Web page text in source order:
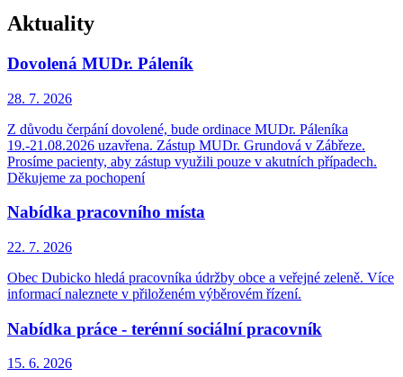
Aktuality
Dovolená MUDr. Páleník
28. 7. 2026
Z důvodu čerpání dovolené, bude ordinace MUDr. Páleníka
19.-21.08.2026 uzavřena. Zástup MUDr. Grundová v Zábřeze.
Prosíme pacienty, aby zástup využili pouze v akutních případech.
Děkujeme za pochopení
Nabídka pracovního místa
22. 7. 2026
Obec Dubicko hledá pracovníka údržby obce a veřejné zeleně. Více
informací naleznete v přiloženém výběrovém řízení.
Nabídka práce - terénní sociální pracovník
15. 6. 2026